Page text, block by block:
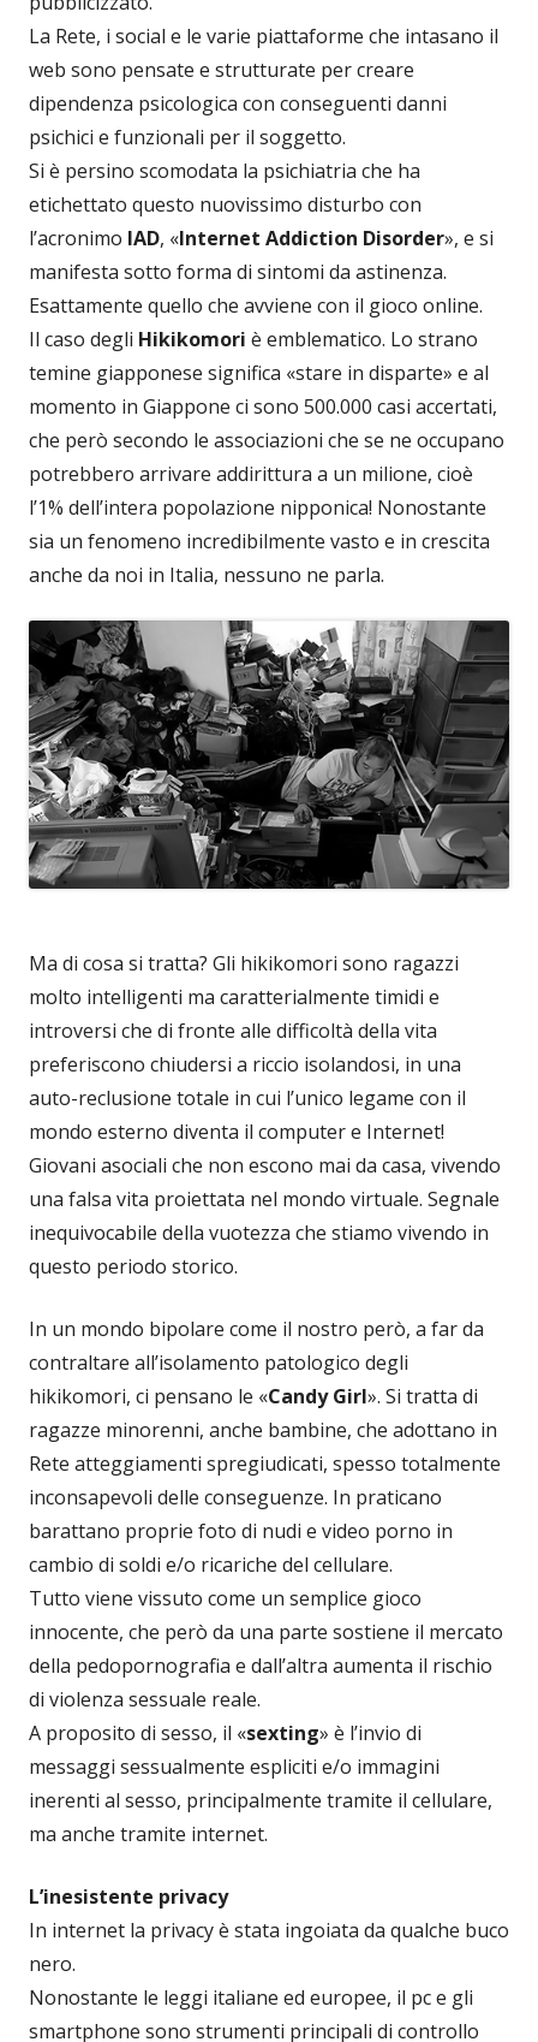
La Rete, i social e le varie piattaforme che intasano il
web sono pensate e strutturate per creare
dipendenza psicologica con conseguenti danni
psichici e funzionali per il soggetto.
Si è persino scomodata la psichiatria che ha
etichettato questo nuovissimo disturbo con
l’acronimo IAD, «Internet Addiction Disorder», e si
manifesta sotto forma di sintomi da astinenza.
Esattamente quello che avviene con il gioco online.
Il caso degli Hikikomori è emblematico. Lo strano
temine giapponese significa «stare in disparte» e al
momento in Giappone ci sono 500.000 casi accertati,
che però secondo le associazioni che se ne occupano
potrebbero arrivare addirittura a un milione, cioè
l’1% dell’intera popolazione nipponica! Nonostante
sia un fenomeno incredibilmente vasto e in crescita
anche da noi in Italia, nessuno ne parla.
Ma di cosa si tratta? Gli hikikomori sono ragazzi
molto intelligenti ma caratterialmente timidi e
introversi che di fronte alle difficoltà della vita
preferiscono chiudersi a riccio isolandosi, in una
auto-reclusione totale in cui l’unico legame con il
mondo esterno diventa il computer e Internet!
Giovani asociali che non escono mai da casa, vivendo
una falsa vita proiettata nel mondo virtuale. Segnale
inequivocabile della vuotezza che stiamo vivendo in
questo periodo storico.
In un mondo bipolare come il nostro però, a far da
contraltare all’isolamento patologico degli
hikikomori, ci pensano le «Candy Girl». Si tratta di
ragazze minorenni, anche bambine, che adottano in
Rete atteggiamenti spregiudicati, spesso totalmente
inconsapevoli delle conseguenze. In praticano
barattano proprie foto di nudi e video porno in
cambio di soldi e/o ricariche del cellulare.
Tutto viene vissuto come un semplice gioco
innocente, che però da una parte sostiene il mercato
della pedopornografia e dall’altra aumenta il rischio
di violenza sessuale reale.
A proposito di sesso, il «sexting» è l’invio di
messaggi sessualmente espliciti e/o immagini
inerenti al sesso, principalmente tramite il cellulare,
ma anche tramite internet.
L’inesistente privacy
In internet la privacy è stata ingoiata da qualche buco
nero.
Nonostante le leggi italiane ed europee, il pc e gli
smartphone sono strumenti principali di controllo